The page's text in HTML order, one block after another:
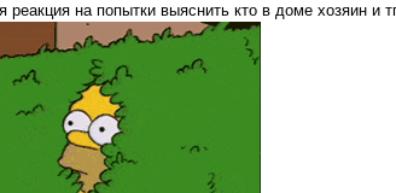
реакция на попытки выяснить кто в доме хозяин и